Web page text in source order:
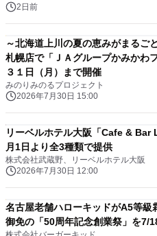
2日前
～北海道上川の夏の恵みがまるご
札幌店で「ＪＡグループかみかわ
３１日（月）まで開催
みのりみのるプロジェクト
2026年7月30日 15:00
リーベルホテル大阪「Cafe & Bar
月1日より全3種類で提供
株式会社武蔵野、リーベルホテル大阪
2026年7月30日 12:00
名古屋老舗ハローキッドがA5等
御免の「50周年記念創業祭」を7/